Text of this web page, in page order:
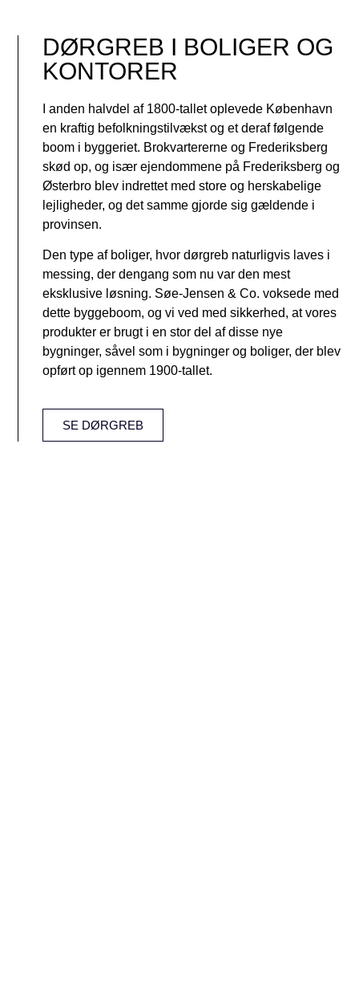
DØRGREB I BOLIGER OG
KONTORER
I anden halvdel af 1800-tallet oplevede København
en kraftig befolkningstilvækst og et deraf følgende
boom i byggeriet. Brokvartererne og Frederiksberg
skød op, og især ejendommene på Frederiksberg og
Østerbro blev indrettet med store og herskabelige
lejligheder, og det samme gjorde sig gældende i
provinsen.
Den type af boliger, hvor dørgreb naturligvis laves i
messing, der dengang som nu var den mest
eksklusive løsning. Søe-Jensen & Co. voksede med
dette byggeboom, og vi ved med sikkerhed, at vores
produkter er brugt i en stor del af disse nye
bygninger, såvel som i bygninger og boliger, der blev
opført op igennem 1900-tallet.
SE DØRGREB